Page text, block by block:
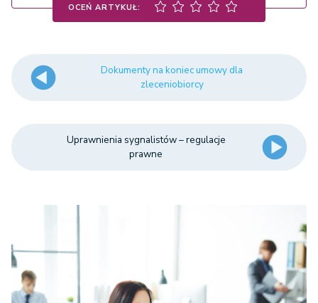
OCEŃ ARTYKUŁ:
Dokumenty na koniec umowy dla
zleceniobiorcy
Uprawnienia sygnalistów – regulacje
prawne